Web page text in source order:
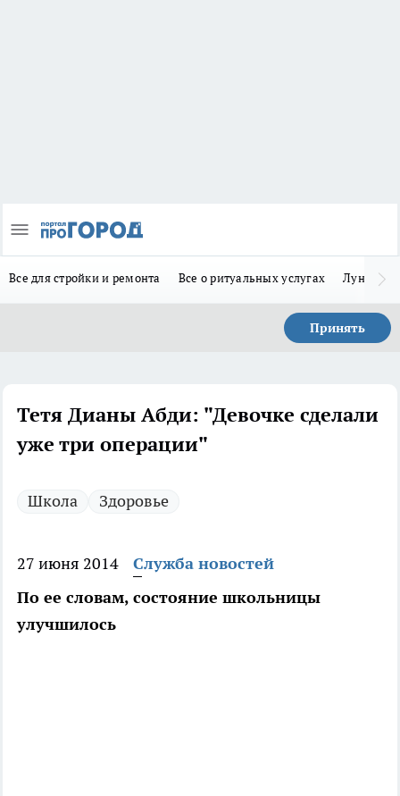
Все для стройки и ремонта Все о ритуальных услугах Лунно-
Принять
Тетя Дианы Абди: "Девочке сделали
уже три операции"
Школа Здоровье
27 июня 2014
Служба новостей
По ее словам, состояние школьницы
улучшилось